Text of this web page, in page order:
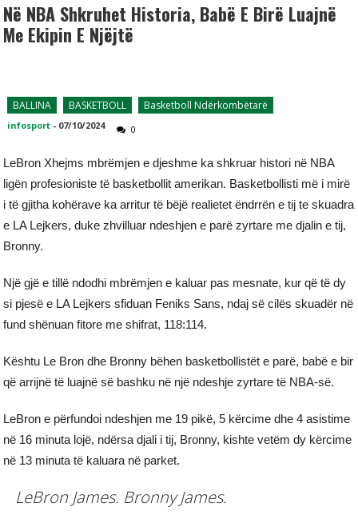
Në NBA Shkruhet Historia, Babë E Birë Luajnë
Me Ekipin E Njëjtë
BALLINA BASKETBOLL Basketboll Ndërkombëtarë
infosport - 07/10/2024 0
LeBron Xhejms mbrëmjen e djeshme ka shkruar histori në NBA
ligën profesioniste të basketbollit amerikan. Basketbollisti më i mirë
i të gjitha kohërave ka arritur të bëjë realietet ëndrrën e tij te skuadra
e LA Lejkers, duke zhvilluar ndeshjen e parë zyrtare me djalin e tij,
Bronny.
Një gjë e tillë ndodhi mbrëmjen e kaluar pas mesnate, kur që të dy
si pjesë e LA Lejkers sfiduan Feniks Sans, ndaj së cilës skuadër në
fund shënuan fitore me shifrat, 118:114.
Kështu Le Bron dhe Bronny bëhen basketbollistët e parë, babë e bir
që arrijnë të luajnë së bashku në një ndeshje zyrtare të NBA-së.
LeBron e përfundoi ndeshjen me 19 pikë, 5 kërcime dhe 4 asistime
në 16 minuta lojë, ndërsa djali i tij, Bronny, kishte vetëm dy kërcime
në 13 minuta të kaluara në parket.
LeBron James. Bronny James.